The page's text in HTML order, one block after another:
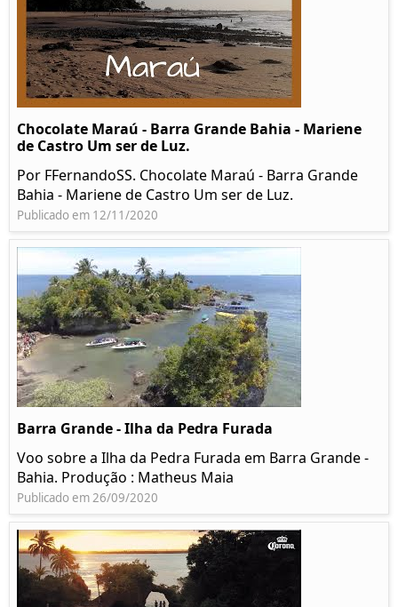
Chocolate Maraú - Barra Grande Bahia - Mariene
de Castro Um ser de Luz.
Por FFernandoSS. Chocolate Maraú - Barra Grande
Bahia - Mariene de Castro Um ser de Luz.
Publicado em 12/11/2020
Barra Grande - Ilha da Pedra Furada
Voo sobre a Ilha da Pedra Furada em Barra Grande -
Bahia. Produção : Matheus Maia
Publicado em 26/09/2020